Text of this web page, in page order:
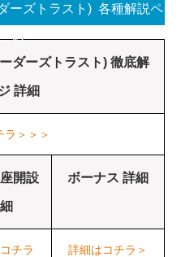
ーズトラスト) 各種解説ペ
覧
ダーズトラスト) 徹底解
詳細
ラ＞＞＞
開設 ボーナス 詳細
チラ
詳細はコチラ＞